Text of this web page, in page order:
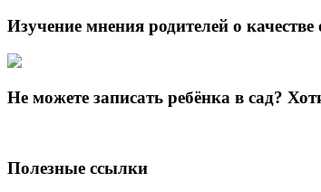
Изучение мнения родителей о качестве
Не можете записать ребёнка в сад?
Полезные ссылки